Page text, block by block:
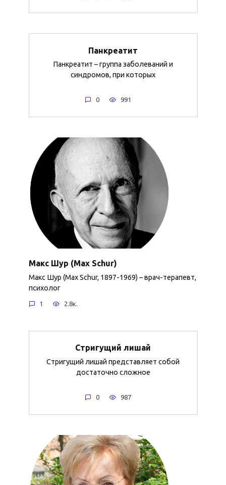
Панкреатит
Панкреатит – группа заболеваний и
синдромов, при которых
0 991
Макс Шур (Max Schur)
Макс Шур (Max Schur, 1897-1969) – врач-терапевт,
психолог
1 2.8к.
Стригущий лишай
Стригущий лишай представляет собой
достаточно сложное
0 987